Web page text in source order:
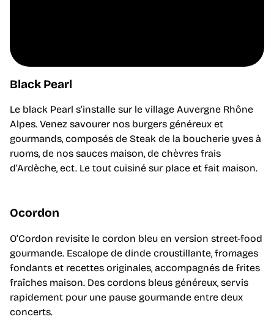
Black Pearl
Le black Pearl s’installe sur le village Auvergne Rhône
Alpes. Venez savourer nos burgers généreux et
gourmands, composés de Steak de la boucherie yves à
ruoms, de nos sauces maison, de chèvres frais
d’Ardèche, ect. Le tout cuisiné sur place et fait maison.
Ocordon
O’Cordon revisite le cordon bleu en version street-food
gourmande. Escalope de dinde croustillante, fromages
fondants et recettes originales, accompagnés de frites
fraîches maison. Des cordons bleus généreux, servis
rapidement pour une pause gourmande entre deux
concerts.